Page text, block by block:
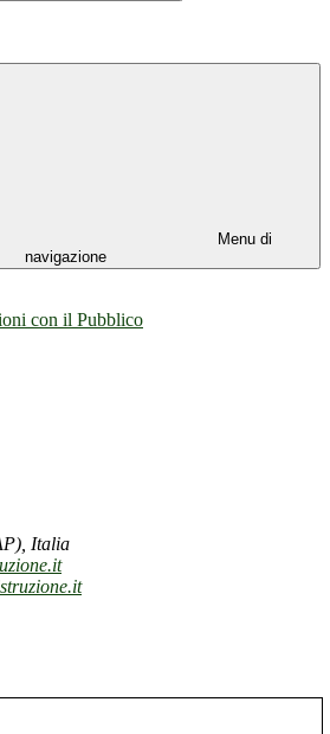
Menu di
navigazione
con il Pubblico
Italia